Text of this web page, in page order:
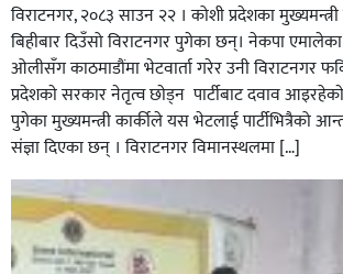
विराटनगर, २०८३ साउन २२ । कोशी प्रदेशका
बिहीबार दिउँसो विराटनगर पुगेका छन्। नेकपा
ओलीसँग काठमाडौंमा भेटवार्ता गरेर उनी विराटनगर
प्रदेशकाे सरकार नेतृत्व छाेड्न पार्टीबाट दवाव
पुगेका मुख्यमन्त्री कार्कीले यस भेटलाई पार्टीभित्रैको
संज्ञा दिएका छन् । विराटनगर विमानस्थलमा […]